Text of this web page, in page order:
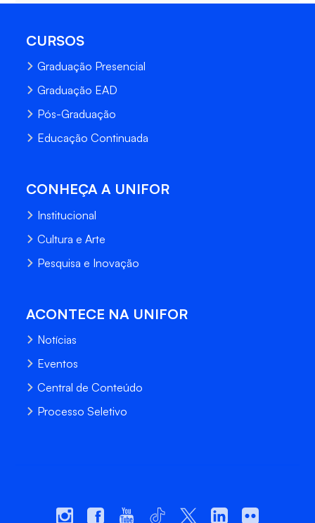
CURSOS
Graduação Presencial
Graduação EAD
Pós-Graduação
Educação Continuada
CONHEÇA A UNIFOR
Institucional
Cultura e Arte
Pesquisa e Inovação
ACONTECE NA UNIFOR
Notícias
Eventos
Central de Conteúdo
Processo Seletivo